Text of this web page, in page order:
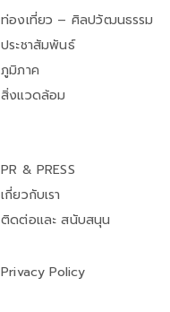
ท่องเที่ยว – ศิลปวัฒนธรรม
ประชาสัมพันธ์
ภูมิภาค
สิ่งแวดล้อม
PR & PRESS
เกี่ยวกับเรา
ติดต่อและ สนับสนุน
Privacy Policy